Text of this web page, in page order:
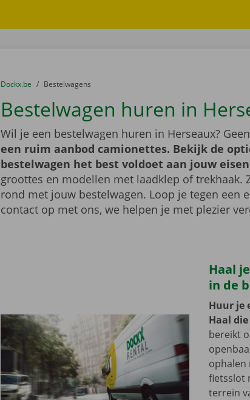
U bevindt zich hier:
van
Dockx.be naar
Bestelwagens
Bestelwagen huren in
Wil je een bestelwagen huren in Herseaux?
een ruim aanbod camionettes. Bekijk de
bestelwagen het best voldoet aan jouw
groottes en modellen met laadklep of
rond met jouw bestelwagen. Loop je tegen een
contact op met ons, we helpen je met plezier
Haal
in de
Huur je
Haal
bereikt
ophalen
fietsslot
terrein